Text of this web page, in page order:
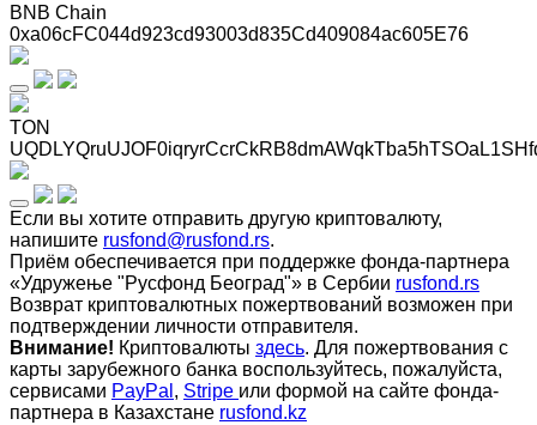
BNB Chain
0xa06cFC044d923cd93003d835Cd409084ac605E76
TON
Если вы хотите отправить другую криптовалюту,
напишите rusfond@rusfond.rs.
Приём обеспечивается при поддержке фонда-партнера
«Удружење "Русфонд Београд"» в Сербии rusfond.rs
Возврат криптовалютных пожертвований возможен при
подтверждении личности отправителя.
Внимание! Криптовалюты здесь. Для пожертвования с
карты зарубежного банка воспользуйтесь, пожалуйста,
сервисами PayPal , Stripe или формой на сайте фонда-
партнера в Казахстане rusfond.kz